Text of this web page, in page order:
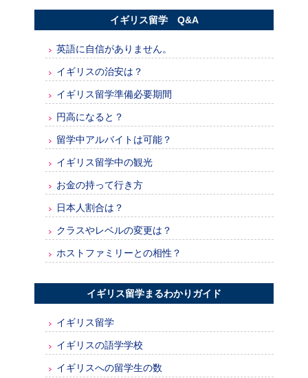
イギリス留学 Q&A
英語に自信がありません。
イギリスの治安は？
イギリス留学準備必要期間
円高になると？
留学中アルバイトは可能？
イギリス留学中の観光
お金の持って行き方
日本人割合は？
クラスやレベルの変更は？
ホストファミリーとの相性？
イギリス留学まるわかりガイド
イギリス留学
イギリスの語学学校
イギリスへの留学生の数